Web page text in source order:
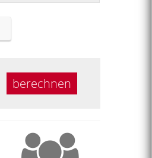
berechnen